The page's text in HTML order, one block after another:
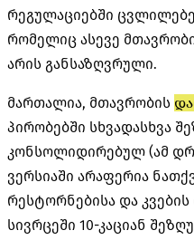
რეგულაციებში
რომელიც ასევე
არის განსაზღვრული.
მართალია, მთავრობის
პირობებში სხვადასხვა
კონსოლიდირებულ (ამ
ვერსიაში არაფერია
რესტორნებისა და
სივრცეში 10-კაციან